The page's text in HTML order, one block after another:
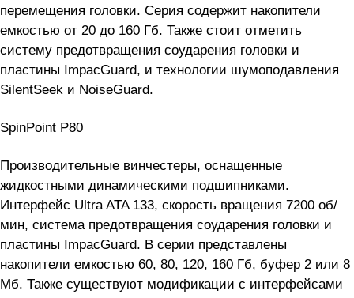
перемещения головки. Серия содержит накопители
емкостью от 20 до 160 Гб. Также стоит отметить
систему предотвращения соударения головки и
пластины ImpacGuard, и технологии шумоподавления
SilentSeek и NoiseGuard.
SpinPoint P80
Производительные винчестеры, оснащенные
жидкостными динамическими подшипниками.
Интерфейс Ultra ATA 133, скорость вращения 7200 об/
мин, система предотвращения соударения головки и
пластины ImpacGuard. В серии представлены
накопители емкостью 60, 80, 120, 160 Гб, буфер 2 или 8
Мб. Также существуют модификации с интерфейсами